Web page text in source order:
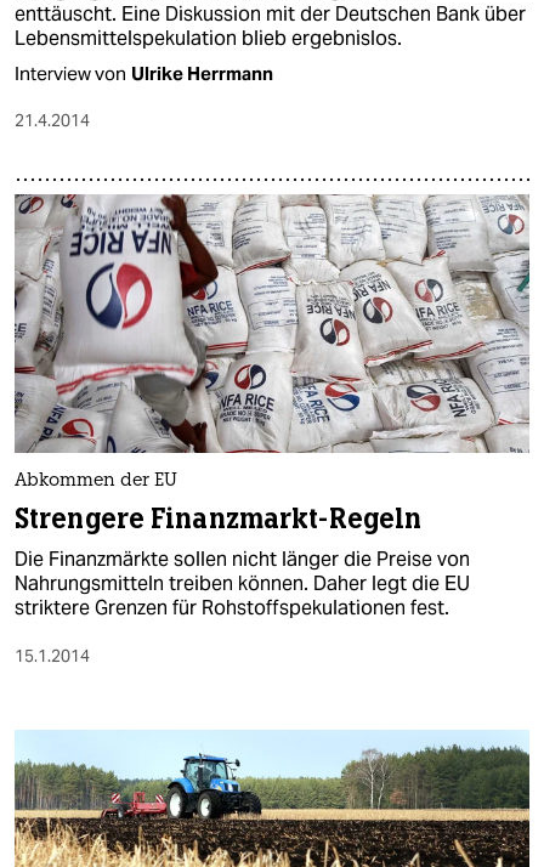
enttäuscht. Eine Diskussion mit der Deutschen Bank über
Lebensmittelspekulation blieb ergebnislos.
Interview von Ulrike Herrmann
21.4.2014
Abkommen der EU
Strengere Finanzmarkt-Regeln
Die Finanzmärkte sollen nicht länger die Preise von
Nahrungsmitteln treiben können. Daher legt die EU
striktere Grenzen für Rohstoffspekulationen fest.
15.1.2014